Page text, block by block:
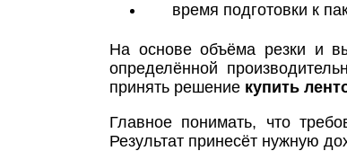
время подготовки к
На основе объёма резки и
определённой
принять решение купить
Главное понимать, что
Результат принесёт нужную